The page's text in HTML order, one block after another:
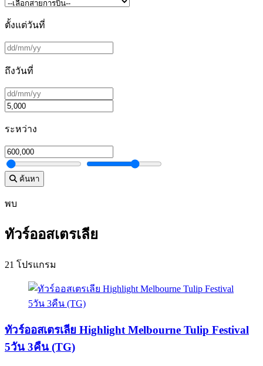
ตั้งแต่วันที่
ถึงวันที่
ระหว่าง
ค้นหา
พบ
ทัวร์ออสเตรเลีย
21 โปรแกรม
ทัวร์ออสเตรเลีย Highlight Melbourne Tulip Festival
5วัน 3คืน (TG)